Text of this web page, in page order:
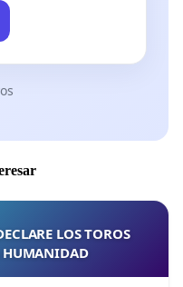
LOS TOROS
HUMANIDAD